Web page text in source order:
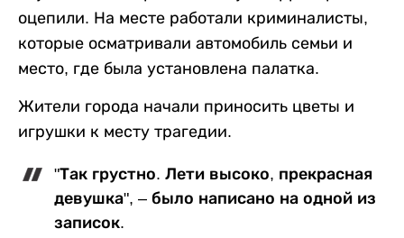
оцепили. На месте работали криминалисты,
которые осматривали автомобиль семьи и
место, где была установлена палатка.
Жители города начали приносить цветы и
игрушки к месту трагедии.
"Так грустно. Лети высоко, прекрасная
девушка", – было написано на одной из
записок.